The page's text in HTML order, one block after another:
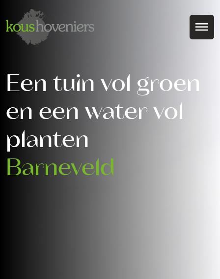
Een tuin vol groen
en een water vol
planten
Barneveld